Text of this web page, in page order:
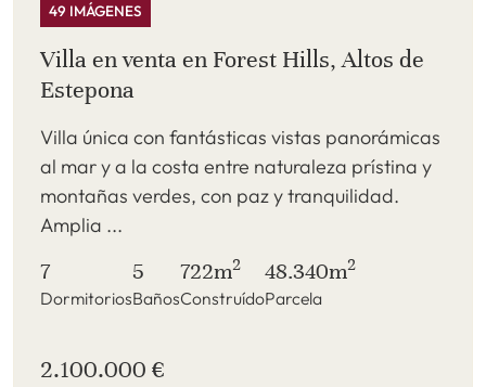
49 IMÁGENES
Villa en venta en Forest Hills, Altos de
Estepona
Villa única con fantásticas vistas panorámicas
al mar y a la costa entre naturaleza prístina y
montañas verdes, con paz y tranquilidad.
Amplia ...
7
Dormitorios
5
Baños
722m2
Construído
48.340m2
Parcela
2.100.000 €